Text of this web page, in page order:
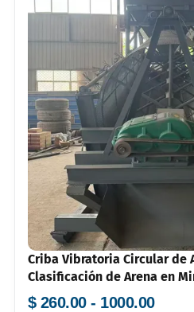
Criba Vibratoria Circular de
Clasificación de Arena en
$ 260.00 - 1000.00